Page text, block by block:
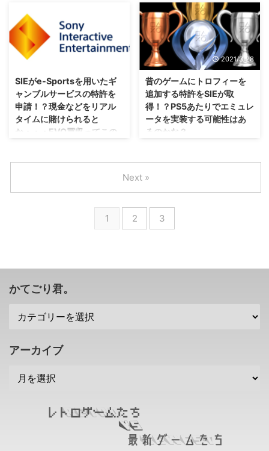
すぜ？！ PS4やPS5などのPSプ
ラットフォームにNFTを導入する
日は ...
ら新たな説明が追加されたみたい
ですね。 この特許では、コント
ローラーが ・単に反応していな
いだけか ・それ ...
になっていきますし、こういった
ゲームも人気になるかもしれませ
んね(・∀・) 東北大学さんの大学
院医学系研究科と仙台放送さんが
「METEOR BLASTER（メテオブ
ムを共同開発しているそうです
ぜ？ ゲームメーカーが作ったわ
けではないこの「METEOR
BLASTER（メテオブラスタ
思ったように ...
というより、今後新たに開発する
VRヘッドセット向けの特許とい
う感じかな？ SIEさんがVRヘッド
セットの新たな特許を取得したみ
たいですね。 その特許は、 VRヘ
を搭載する というもの？！ VRヘ
ッドセットは基本的にプレイヤー
のみ楽しめるデバイス さて、色
んなメーカーから発売されている
楽しめるようなコンテンツが殆ど
ですよね？ ...
SIEがe-Sportsを用いたギ
ャンブルサービスの特許を
申請！？現金などをリアル
タイムに賭けられると
か・・・EVO買収ってこの
が、 e-Sportsを用いたギャンブ
ルサービスの特許 を取得したそ
うですぜ？ EVOが共同買収され
たけれども、このための準備なの
前に、 賭博(ギャンブル) とはな
ッと勉強してみますか(´～｀) フ
ルイ、ライアーゲームみたいな作
2021/3/28
昔のゲームにトロフィーを
追加する特許をSIEが取
得！？PS5あたりでエミュレ
ータを実装する可能性はあ
るのかな？
SIEさんが、昔のゲームやエミュ
レータで動作するゲームに トロ
フィー を追加する特許を取得し
たみたいですぜ( ･`ω･´) 「昔のゲ
ーム」を加工することなくトロフ
ィー機能」というもの。 XBOXや
1 2 3
Next »
かてごり君。
アーカイブ